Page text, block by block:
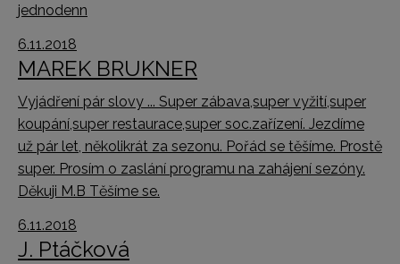
jednodenn
6.11.2018
MAREK BRUKNER
Vyjádření pár slovy ... Super zábava,super vyžití,super
koupání,super restaurace,super soc.zařízení. Jezdíme
už pár let, několikrát za sezonu. Pořád se těšíme. Prostě
super. Prosím o zaslání programu na zahájení sezóny.
Děkuji M.B Těšíme se.
6.11.2018
J. Ptáčková